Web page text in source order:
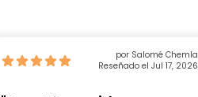
por Salomé Chemla
Reseñado el Jul 17, 2026